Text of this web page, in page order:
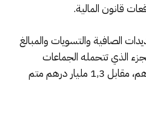
الصافية والتسويات والمبالغ
الذي تتحمله الجماعات
الترابية، بلغت 974 مليون درهم، مقابل 1,3 مليار درهم متم